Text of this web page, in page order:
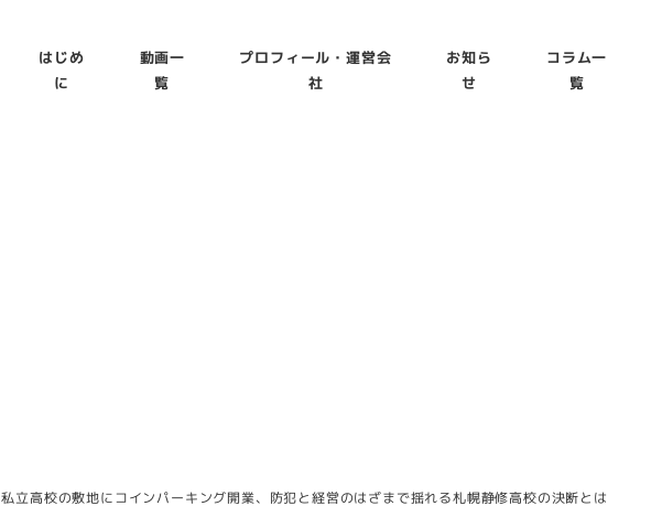
はじめ
に
動画一
覧
プロフィール・運営会
社
お知ら
せ
コラム一
覧
私立高校の敷地にコインパーキング開業、防犯と経営のはざまで揺れる札幌静修高校の決断とは